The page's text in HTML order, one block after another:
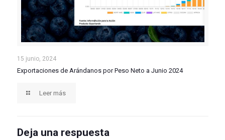
Exportaciones de Arándanos por Peso Neto a Junio
15 junio, 2024
Exportaciones de Arándanos por Peso Neto a Junio 2024
Leer más
Deja una respuesta